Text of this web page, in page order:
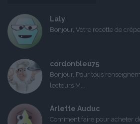
Laly
Bonjour, Votre recette de
cordonbleu75
Bonjour, Pour tous
lecteurs M...
Arlette Auduc
Comment faire pour acheter